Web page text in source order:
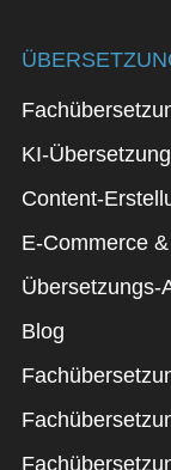
KI-
Content-
E-Commerce
Übersetzungs-
Blog